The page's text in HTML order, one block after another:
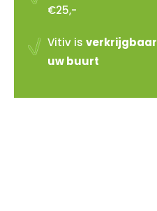
€25,-
Vitiv is verkrijgbaar
uw buurt